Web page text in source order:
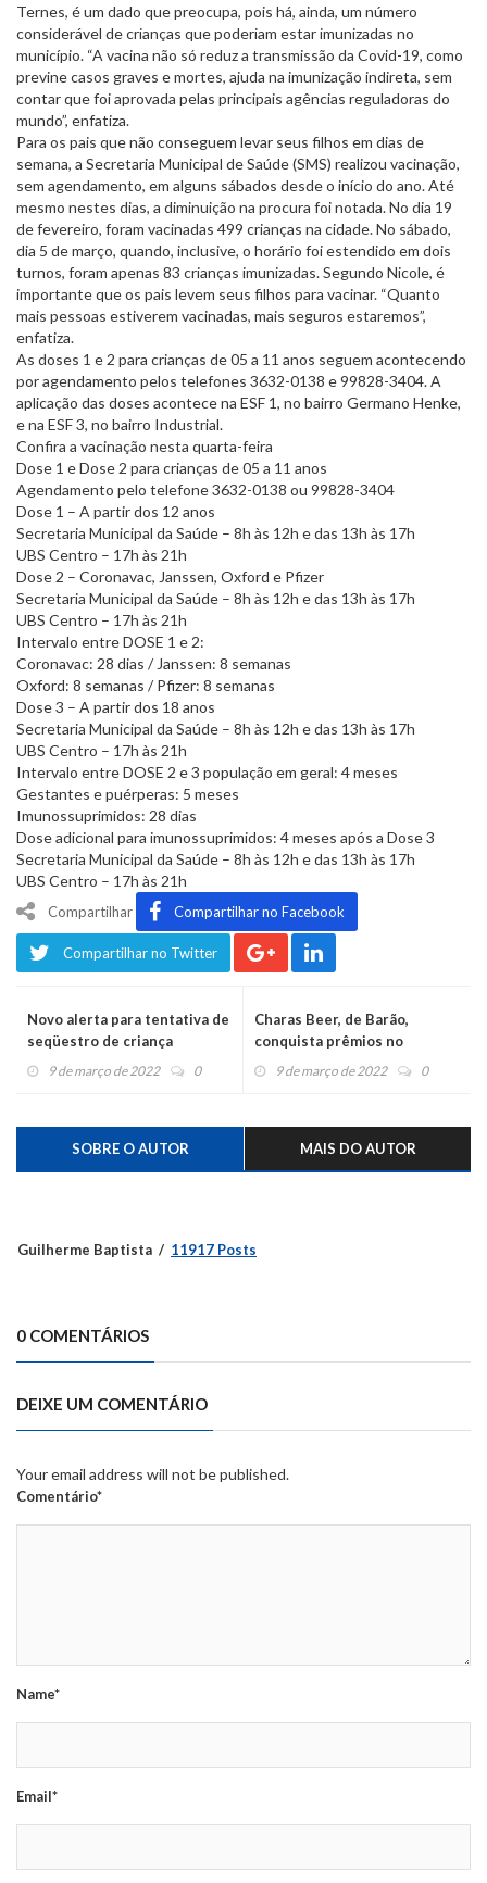
Ternes, é um dado que preocupa, pois há, ainda, um número
considerável de crianças que poderiam estar imunizadas no
município. “A vacina não só reduz a transmissão da Covid-19, como
previne casos graves e mortes, ajuda na imunização indireta, sem
contar que foi aprovada pelas principais agências reguladoras do
mundo”, enfatiza.
Para os pais que não conseguem levar seus filhos em dias de
semana, a Secretaria Municipal de Saúde (SMS) realizou vacinação,
sem agendamento, em alguns sábados desde o início do ano. Até
mesmo nestes dias, a diminuição na procura foi notada. No dia 19
de fevereiro, foram vacinadas 499 crianças na cidade. No sábado,
dia 5 de março, quando, inclusive, o horário foi estendido em dois
turnos, foram apenas 83 crianças imunizadas. Segundo Nicole, é
importante que os pais levem seus filhos para vacinar. “Quanto
mais pessoas estiverem vacinadas, mais seguros estaremos”,
enfatiza.
As doses 1 e 2 para crianças de 05 a 11 anos seguem acontecendo
por agendamento pelos telefones 3632-0138 e 99828-3404. A
aplicação das doses acontece na ESF 1, no bairro Germano Henke,
e na ESF 3, no bairro Industrial.
Confira a vacinação nesta quarta-feira
Dose 1 e Dose 2 para crianças de 05 a 11 anos
Agendamento pelo telefone 3632-0138 ou 99828-3404
Dose 1 – A partir dos 12 anos
Secretaria Municipal da Saúde – 8h às 12h e das 13h às 17h
UBS Centro – 17h às 21h
Dose 2 – Coronavac, Janssen, Oxford e Pfizer
Secretaria Municipal da Saúde – 8h às 12h e das 13h às 17h
UBS Centro – 17h às 21h
Intervalo entre DOSE 1 e 2:
Coronavac: 28 dias / Janssen: 8 semanas
Oxford: 8 semanas / Pfizer: 8 semanas
Dose 3 – A partir dos 18 anos
Secretaria Municipal da Saúde – 8h às 12h e das 13h às 17h
UBS Centro – 17h às 21h
Intervalo entre DOSE 2 e 3 população em geral: 4 meses
Gestantes e puérperas: 5 meses
Imunossuprimidos: 28 dias
Dose adicional para imunossuprimidos: 4 meses após a Dose 3
Secretaria Municipal da Saúde – 8h às 12h e das 13h às 17h
UBS Centro – 17h às 21h
Compartilhar Compartilhar no Facebook
Compartilhar no Twitter
Novo alerta para tentativa de
seqüestro de criança
9 de março de 2022 0
Charas Beer, de Barão,
conquista prêmios no
Concurso Brasileiro de
9 de março de 2022 0
SOBRE O AUTOR MAIS DO AUTOR
Guilherme Baptista 11917 Posts
0 COMENTÁRIOS
DEIXE UM COMENTÁRIO
Your email address will not be published.
Comentário*
Name*
Email*